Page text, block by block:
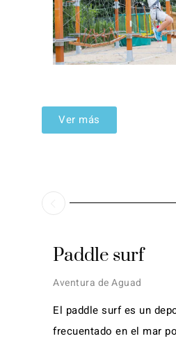
Ver más
Paddle surf
Aventura de Aguad
El paddle surf es un
frecuentado en el mar